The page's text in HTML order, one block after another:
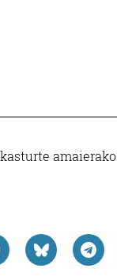
amaierako